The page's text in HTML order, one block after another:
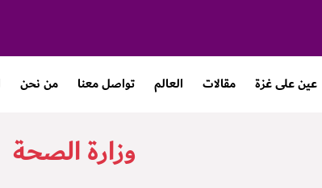
عين على غزة مقالات العالم تواصل معنا من نحن
وزارة الصحة